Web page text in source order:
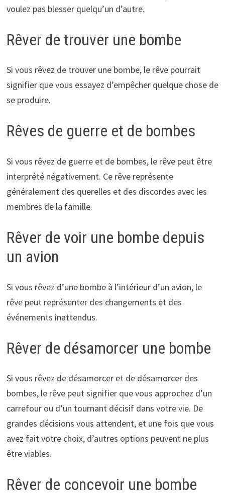
voulez pas blesser quelqu’un d’autre.
Rêver de trouver une bombe
Si vous rêvez de trouver une bombe, le rêve pourrait
signifier que vous essayez d’empêcher quelque chose de
se produire.
Rêves de guerre et de bombes
Si vous rêvez de guerre et de bombes, le rêve peut être
interprété négativement. Ce rêve représente
généralement des querelles et des discordes avec les
membres de la famille.
Rêver de voir une bombe depuis
un avion
Si vous rêvez d’une bombe à l’intérieur d’un avion, le
rêve peut représenter des changements et des
événements inattendus.
Rêver de désamorcer une bombe
Si vous rêvez de désamorcer et de désamorcer des
bombes, le rêve peut signifier que vous approchez d’un
carrefour ou d’un tournant décisif dans votre vie. De
grandes décisions vous attendent, et une fois que vous
avez fait votre choix, d’autres options peuvent ne plus
être viables.
Rêver de concevoir une bombe